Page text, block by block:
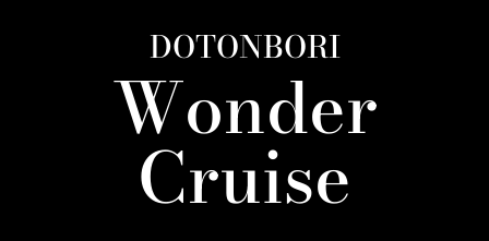
DOTONBORI
Wonder
Cruise